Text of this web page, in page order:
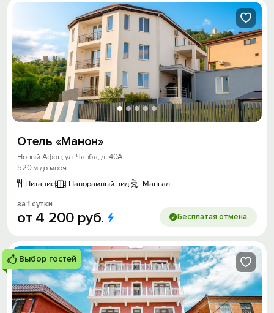
Отель «Манон»
Новый Афон, ул. Чанба, д. 40А
520 м до моря
Питание
Панорамный вид Мангал
за 1 сутки
от 4 200 руб. Бесплатая отмена
Выбор гостей